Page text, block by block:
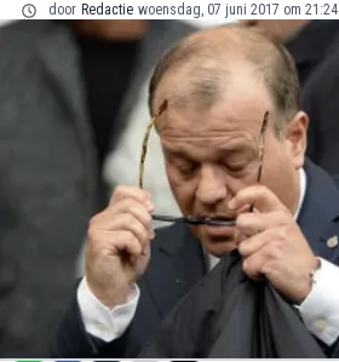
door Redactie woensdag, 07 juni 2017 om 21:24